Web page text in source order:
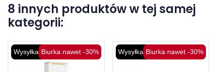
8 innych produktów w tej samej
kategorii:
Wysyłka 48HBiurka nawet -30% Wysyłka 48HBiurka nawet -30%